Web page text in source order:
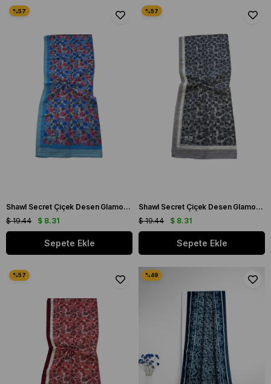
Shawl Secret Çiçek Desen Glamour Şal Bebe Mavisi 54275
$ 8.31
$ 19.44
Sepete Ekle
Shawl Secret Çiçek Desen Glamour Şal Gri 54276
$ 8.31
$ 19.44
Sepete Ekle